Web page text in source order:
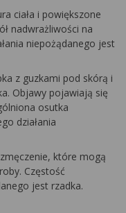
ciała i powiększone
nadwrażliwości na
niepożądanego jest
z guzkami pod skórą i
Objawy pojawiają się
osutka
działania
które mogą
Częstość
jest rzadka.